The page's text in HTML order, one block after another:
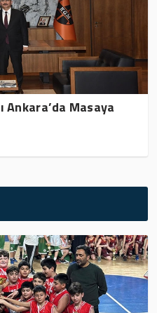
Ankara’da Masaya